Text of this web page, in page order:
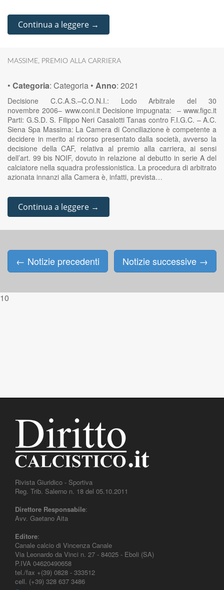
Continua a leggere →
MASSIME, PREMIO ALLA CARRIERA
• Categoria: Categoria • Anno: 2021
Decisione C.C.A.S.–C.O.N.I.: Lodo Arbitrale del 30
novembre 2006– www.coni.it Decisione impugnata: – www.figc.it
Parti: G.S.D. S. Filippo Neri Casalotti Tanas contro F.I.G.C. – A.C.
Siena Spa Massima: La Camera di Conciliazione è competente a
decidere in merito al ricorso presentato dalla società, avverso la
decisione della CAF, relativa al premio alla carriera, ai sensi
dell’art. 99 bis NOIF, dovuto in relazione al debutto in serie A del
calciatore nella squadra professionistica. La procedura di arbitrato
azionata innanzi alla Camera è, infatti, prevista…
Continua a leggere →
Posts navigation
← Notizie precedenti Notizie successive →
10
Rivista Giuridico - Sportiva
Reg. Trib. Salerno n. 18 del 05.10.2011
Direttore Responsabile:
Avv. Gaetano Aita
Editore:
Canale calcio di Vincenza Canale
Via Leonardo da Vinci n. 27 - 84025 - Eboli (SA)
P.IVA 04620490658
tel./fax +(39) 0828 - 333512
cell. (+39) 328 637 3486